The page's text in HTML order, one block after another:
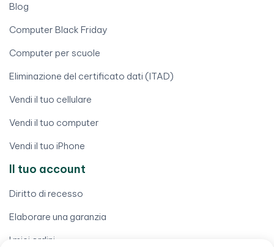
Blog
Computer Black Friday
Computer per scuole
Eliminazione del certificato dati (ITAD)
Vendi il tuo cellulare
Vendi il tuo computer
Vendi il tuo iPhone
Il tuo account
Diritto di recesso
Elaborare una garanzia
I miei ordini